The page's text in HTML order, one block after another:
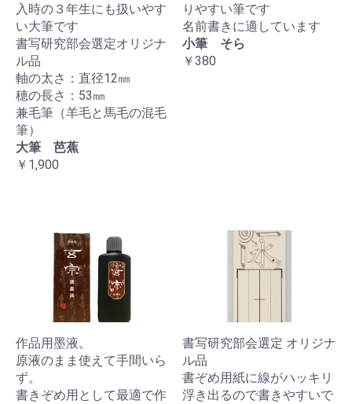
入時の３年生にも扱いやす
い大筆です
書写研究部会選定オリジナ
ル品
軸の太さ：直径12㎜
穂の長さ：53㎜
兼毛筆（羊毛と馬毛の混毛
筆）
大筆 芭蕉
￥1,900
りやすい筆です
名前書きに適しています
小筆 そら
￥380
作品用墨液。
原液のまま使えて手間いら
ず。
書きぞめ用として最適で作
書写研究部会選定 オリジナ
ル品
書ぞめ用紙に線がハッキリ
浮き出るので書きやすいで